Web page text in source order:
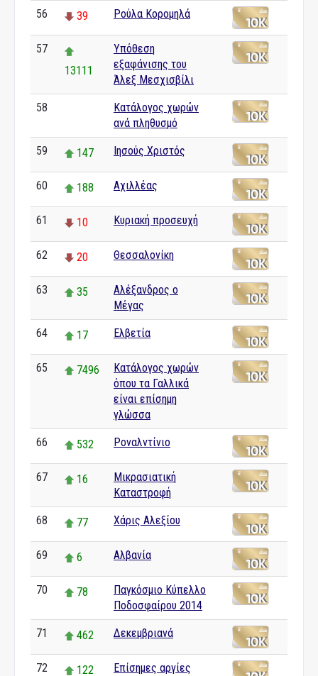
56 39 Ρούλα Κορομηλά
57
13111
Υπόθεση
εξαφάνισης του
Άλεξ Μεσχισβίλι
58
Κατάλογος χωρών
ανά πληθυσμό
59 147 Ιησούς Χριστός
60 188 Αχιλλέας
61 10 Κυριακή προσευχή
62 20 Θεσσαλονίκη
63 35
Αλέξανδρος ο
Μέγας
64 17 Ελβετία
65 7496
Κατάλογος χωρών
όπου τα Γαλλικά
είναι επίσημη
γλώσσα
66 532 Ροναλντίνιο
67 16
Μικρασιατική
Καταστροφή
68 77 Χάρις Αλεξίου
69 6 Αλβανία
70 78
Παγκόσμιο Κύπελλο
Ποδοσφαίρου 2014
71 462 Δεκεμβριανά
72 122
Επίσημες αργίες